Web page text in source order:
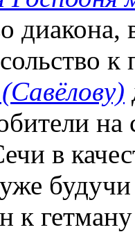
диакона,
на
в
к